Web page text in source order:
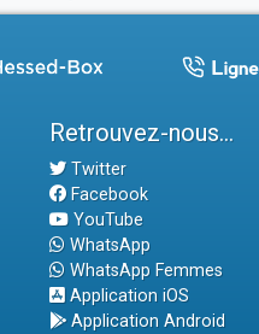
Retrouvez-nous...
Twitter
Facebook
YouTube
WhatsApp
WhatsApp Femmes
Application iOS
Application Android